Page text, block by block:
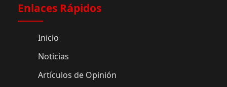
Enlaces Rápidos
Inicio
Noticias
Artículos de Opinión